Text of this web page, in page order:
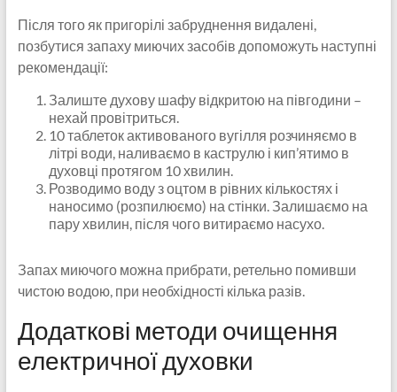
Після того як пригорілі забруднення видалені,
позбутися запаху миючих засобів допоможуть наступні
рекомендації:
Залиште духову шафу відкритою на півгодини –
нехай провітриться.
10 таблеток активованого вугілля розчиняємо в
літрі води, наливаємо в каструлю і кип’ятимо в
духовці протягом 10 хвилин.
Розводимо воду з оцтом в рівних кількостях і
наносимо (розпилюємо) на стінки. Залишаємо на
пару хвилин, після чого витираємо насухо.
Запах миючого можна прибрати, ретельно помивши
чистою водою, при необхідності кілька разів.
Додаткові методи очищення
електричної духовки